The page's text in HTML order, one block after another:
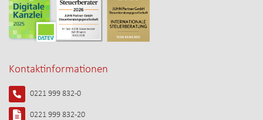
Kontaktinformationen
0221 999 832-0
0221 999 832-20